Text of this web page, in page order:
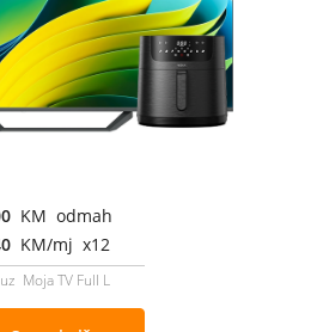
KM odmah
KM/mj x12
uz Moja TV Full L